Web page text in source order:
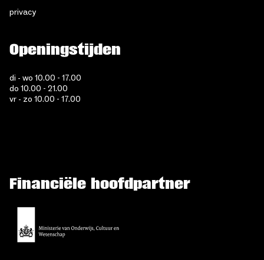
privacy
Openingstijden
di - wo 10.00 - 17.00
do 10.00 - 21.00
vr - zo 10.00 - 17.00
Financiële hoofdpartner